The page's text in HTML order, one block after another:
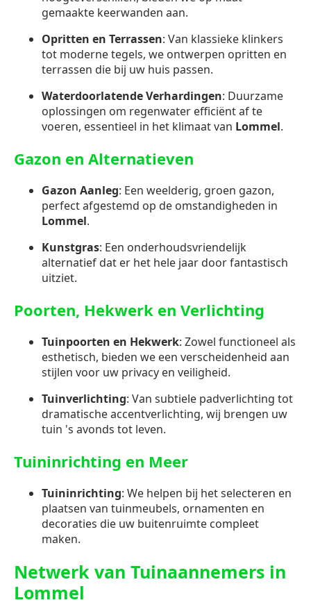
gemaakte keerwanden aan.
Opritten en Terrassen: Van klassieke klinkers
tot moderne tegels, we ontwerpen opritten en
terrassen die bij uw huis passen.
Waterdoorlatende Verhardingen: Duurzame
oplossingen om regenwater efficiënt af te
voeren, essentieel in het klimaat van Lommel.
Gazon en Alternatieven
Gazon Aanleg: Een weelderig, groen gazon,
perfect afgestemd op de omstandigheden in
Lommel.
Kunstgras: Een onderhoudsvriendelijk
alternatief dat er het hele jaar door fantastisch
uitziet.
Poorten, Hekwerk en Verlichting
Tuinpoorten en Hekwerk: Zowel functioneel als
esthetisch, bieden we een verscheidenheid aan
stijlen voor uw privacy en veiligheid.
Tuinverlichting: Van subtiele padverlichting tot
dramatische accentverlichting, wij brengen uw
tuin 's avonds tot leven.
Tuininrichting en Meer
Tuininrichting: We helpen bij het selecteren en
plaatsen van tuinmeubels, ornamenten en
decoraties die uw buitenruimte compleet
maken.
Netwerk van Tuinaannemers in
Lommel